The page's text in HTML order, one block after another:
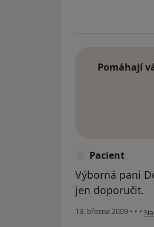
Pomáhají
Pacient
Výborná pani
jen doporučit.
13. března 2009 • • •